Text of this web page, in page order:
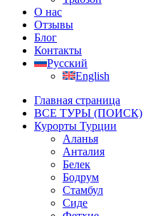
О нас
Отзывы
Блог
Контакты
Русский
English
Главная страница
ВСЕ ТУРЫ (ПОИСК)
Курорты Турции
Аланья
Анталия
Белек
Бодрум
Стамбул
Сиде